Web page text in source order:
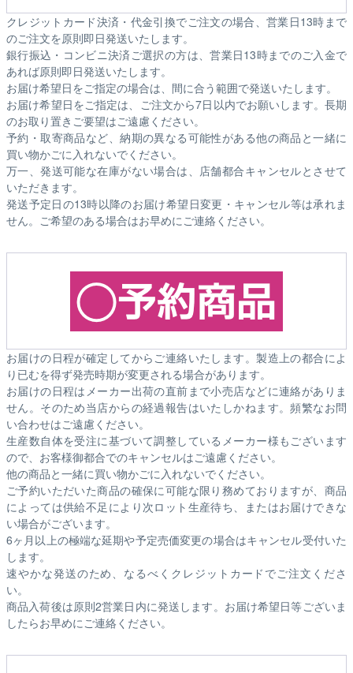
クレジットカード決済・代金引換でご注文の場合、営業日13時まで
のご注文を原則即日発送いたします。
銀行振込・コンビニ決済ご選択の方は、営業日13時までのご入金で
あれば原則即日発送いたします。
お届け希望日をご指定の場合は、間に合う範囲で発送いたします。
お届け希望日をご指定は、ご注文から7日以内でお願いします。長期
のお取り置きご要望はご遠慮ください。
予約・取寄商品など、納期の異なる可能性がある他の商品と一緒に
買い物かごに入れないでください。
万一、発送可能な在庫がない場合は、店舗都合キャンセルとさせて
いただきます。
発送予定日の13時以降のお届け希望日変更・キャンセル等は承れま
せん。ご希望のある場合はお早めにご連絡ください。
お届けの日程が確定してからご連絡いたします。製造上の都合によ
り已むを得ず発売時期が変更される場合があります。
お届けの日程はメーカー出荷の直前まで小売店などに連絡がありま
せん。そのため当店からの経過報告はいたしかねます。頻繁なお問
い合わせはご遠慮ください。
生産数自体を受注に基づいて調整しているメーカー様もございます
ので、お客様御都合でのキャンセルはご遠慮ください。
他の商品と一緒に買い物かごに入れないでください。
ご予約いただいた商品の確保に可能な限り務めておりますが、商品
によっては供給不足により次ロット生産待ち、またはお届けできな
い場合がございます。
6ヶ月以上の極端な延期や予定売価変更の場合はキャンセル受付いた
します。
速やかな発送のため、なるべくクレジットカードでご注文くださ
い。
商品入荷後は原則2営業日内に発送します。お届け希望日等ございま
したらお早めにご連絡ください。